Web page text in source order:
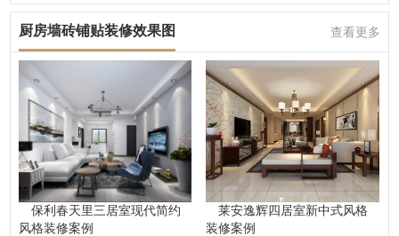
厨房墙砖铺贴装修效果图 查看更多
保利春天里三居室现代简约
风格装修案例
莱安逸辉四居室新中式风格
装修案例